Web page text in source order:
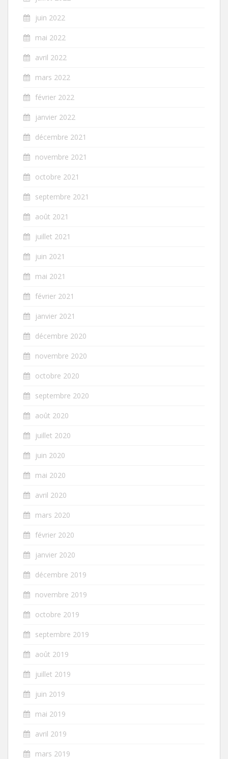
juin 2022
mai 2022
avril 2022
mars 2022
février 2022
janvier 2022
décembre 2021
novembre 2021
octobre 2021
septembre 2021
août 2021
juillet 2021
juin 2021
mai 2021
février 2021
janvier 2021
décembre 2020
novembre 2020
octobre 2020
septembre 2020
août 2020
juillet 2020
juin 2020
mai 2020
avril 2020
mars 2020
février 2020
janvier 2020
décembre 2019
novembre 2019
octobre 2019
septembre 2019
août 2019
juillet 2019
juin 2019
mai 2019
avril 2019
mars 2019